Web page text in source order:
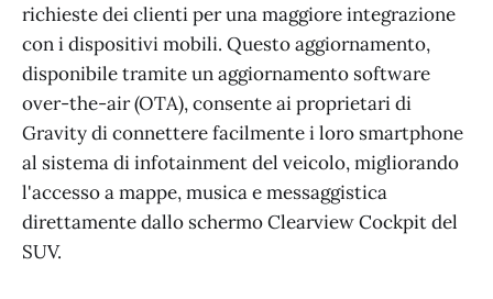
richieste dei clienti per una maggiore integrazione
con i dispositivi mobili. Questo aggiornamento,
disponibile tramite un aggiornamento software
over-the-air (OTA), consente ai proprietari di
Gravity di connettere facilmente i loro smartphone
al sistema di infotainment del veicolo, migliorando
l'accesso a mappe, musica e messaggistica
direttamente dallo schermo Clearview Cockpit del
SUV.